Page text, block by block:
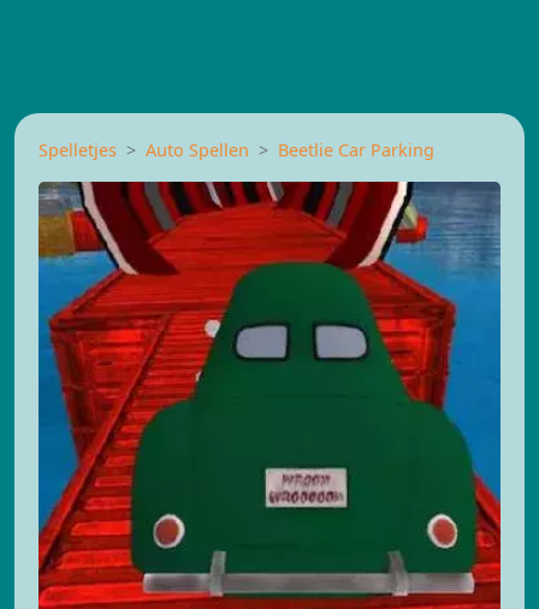
Spelletjes Auto Spellen Beetlie Car Parking